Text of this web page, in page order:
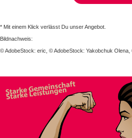
* Mit einem Klick verlässt Du unser Angebot.
Bildnachweis:
© AdobeStock: eric, © AdobeStock: Yakobchuk